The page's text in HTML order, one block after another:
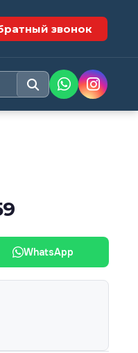
звонок
WhatsApp